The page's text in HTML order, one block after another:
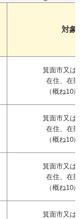
対象
箕面市又は
在住、在
（概ね10
箕面市又は
在住、在
（概ね10
箕面市又は
在住、在
（概ね10
箕面市又は